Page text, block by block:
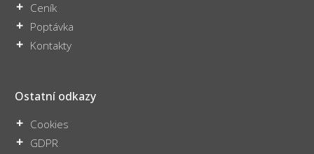
Ceník
Poptávka
Kontakty
Ostatní odkazy
Cookies
GDPR